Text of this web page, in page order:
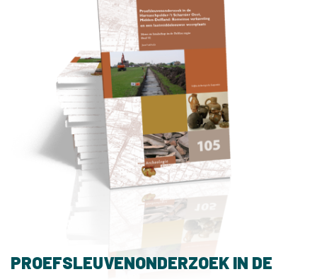
PROEFSLEUVENONDERZOEK IN DE